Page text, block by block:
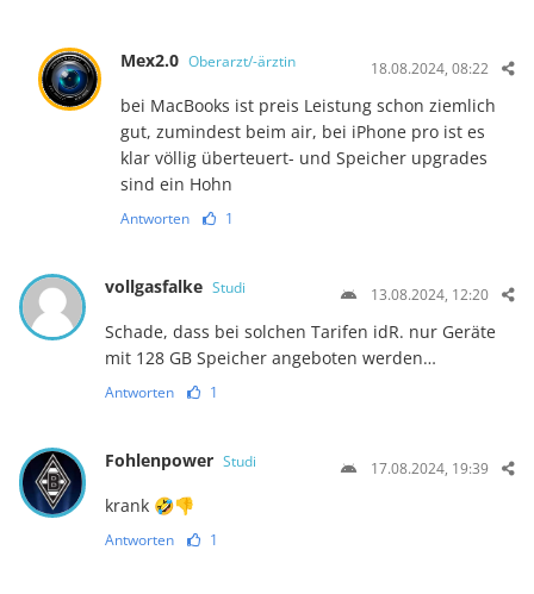
Mex2.0 Oberarzt/-ärztin 18.08.2024, 08:22
bei MacBooks ist preis Leistung schon ziemlich
gut, zumindest beim air, bei iPhone pro ist es
klar völlig überteuert- und Speicher upgrades
sind ein Hohn
Antworten 1
vollgasfalke Studi 13.08.2024, 12:20
Schade, dass bei solchen Tarifen idR. nur Geräte
mit 128 GB Speicher angeboten werden…
Antworten 1
Fohlenpower Studi 17.08.2024, 19:39
krank 🤣👎
Antworten 1